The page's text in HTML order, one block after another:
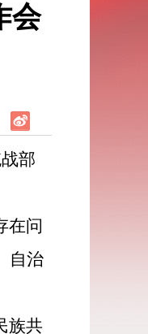
会
部
在问
自治
族共